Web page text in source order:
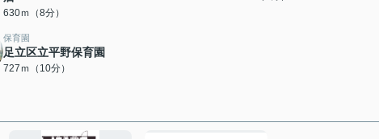
630ｍ（8分）
保育園
足立区立平野保育園
727ｍ（10分）